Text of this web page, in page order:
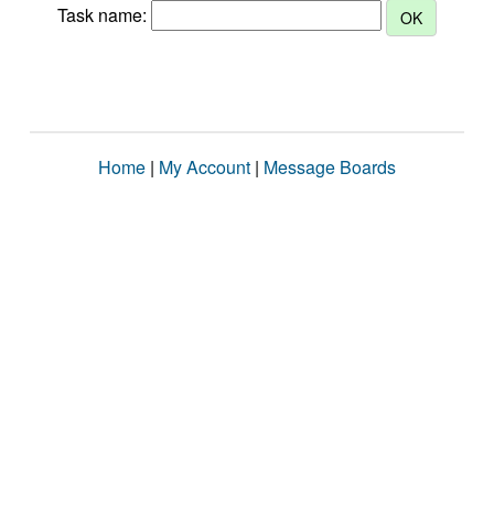
Task name:
Home | My Account | Message Boards